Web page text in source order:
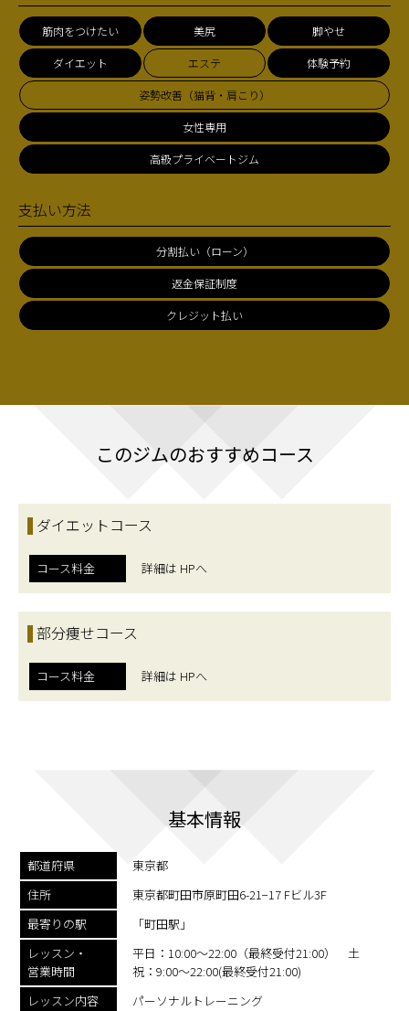
筋肉をつけたい 美尻 脚やせ
ダイエット エステ 体験予約
姿勢改善（猫背・肩こり）
女性専用
高級プライベートジム
支払い方法
分割払い（ローン）
返金保証制度
クレジット払い
このジムのおすすめコース
ダイエットコース
コース料金 詳細は HPへ
部分痩せコース
コース料金 詳細は HPへ
基本情報
都道府県
東京都
住所
東京都町田市原町田6-21−17 Fビル3F
最寄りの駅
「町田駅」
レッスン・
営業時間
平日：10:00～22:00（最終受付21:00） 土
祝：9:00～22:00(最終受付21:00)
レッスン内容
パーソナルトレーニング